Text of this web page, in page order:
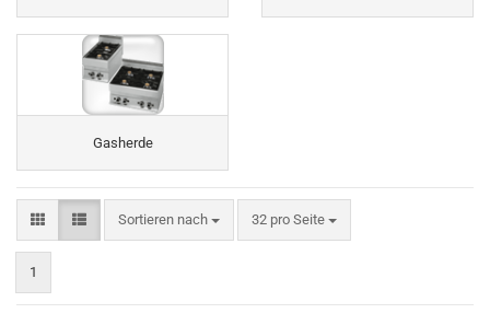
Gasherde
Sortieren nach
Sortieren nach 32 pro Seite
pro Seite
1